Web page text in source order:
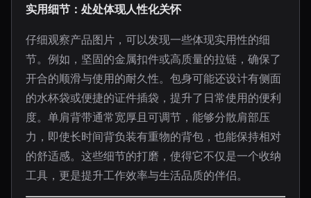
实用细节：处处体现人性化关怀
仔细观察产品图片，可以发现一些体现实用性的细
节。例如，坚固的金属扣件或高质量的拉链，确保了
开合的顺滑与使用的耐久性。包身可能还设计有侧面
的水杯袋或便捷的证件插袋，提升了日常使用的便利
度。单肩背带通常宽厚且可调节，能够分散肩部压
力，即使长时间背负装有重物的背包，也能保持相对
的舒适感。这些细节的打磨，使得它不仅是一个收纳
工具，更是提升工作效率与生活品质的伴侣。